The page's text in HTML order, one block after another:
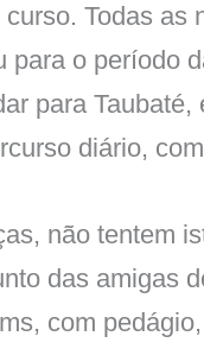
Todas as
para o período
para
diário,
não tentem
das amigas
com